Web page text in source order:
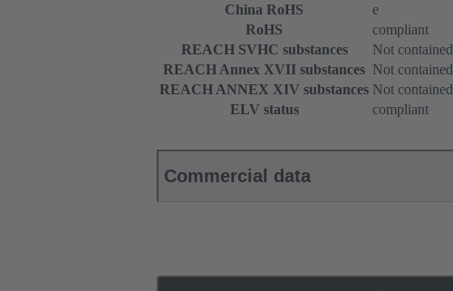
China RoHS
e
RoHS
compliant
REACH SVHC substances
Not contained
REACH Annex XVII substances Not contained
REACH ANNEX XIV substances Not contained
ELV status
compliant
Commercial data